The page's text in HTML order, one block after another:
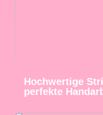
Hochwertige
perfekte